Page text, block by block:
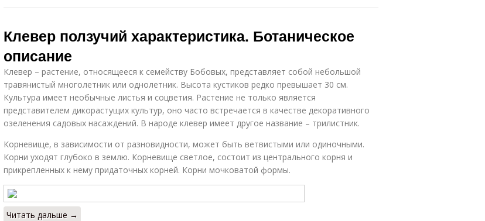
Клевер ползучий характеристика. Ботаническое
описание
Клевер – растение, относящееся к семейству Бобовых, представляет собой небольшой
травянистый многолетник или однолетник. Высота кустиков редко превышает 30 см.
Культура имеет необычные листья и соцветия. Растение не только является
представителем дикорастущих культур, оно часто встречается в качестве декоративного
озеленения садовых насаждений. В народе клевер имеет другое название – трилистник.
Корневище, в зависимости от разновидности, может быть ветвистыми или одиночными.
Корни уходят глубоко в землю. Корневище светлое, состоит из центрального корня и
прикрепленных к нему придаточных корней. Корни мочковатой формы.
Читать дальше →